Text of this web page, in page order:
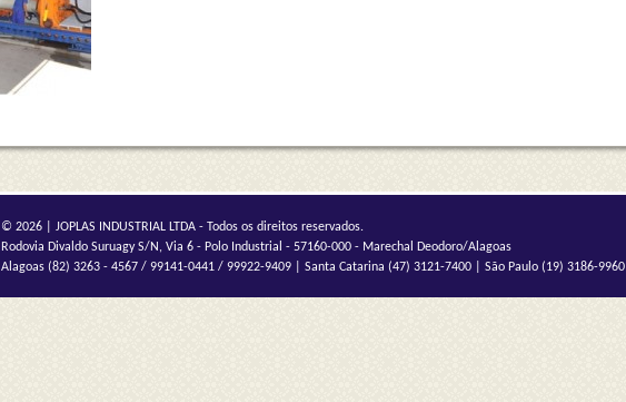
© 2026 | JOPLAS INDUSTRIAL LTDA - Todos os direitos reservados.
Rodovia Divaldo Suruagy S/N, Via 6 - Polo Industrial - 57160-000 - Marechal Deodoro/Alagoas
Alagoas (82) 3263 - 4567 / 99141-0441 / 99922-9409 | Santa Catarina (47) 3121-7400 | São Paulo (19) 3186-9960